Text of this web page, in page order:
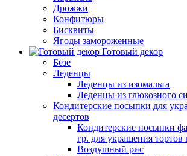
Дрожжи
Конфитюры
Бисквиты
Ягоды замороженные
Готовый декор
Безе
Леденцы
Леденцы из изомальта
Леденцы из глюкозного
Кондитерские посыпки для
десертов
Кондитерские посыпки
гр. для украшения тортов
Воздушный рис